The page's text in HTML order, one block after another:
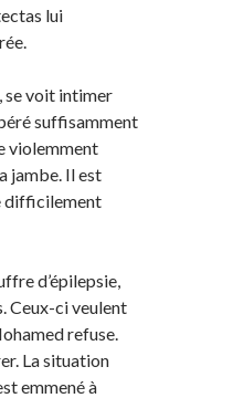
lui
se voit intimer
suffisamment
violemment
jambe. Il est
difficilement
d’épilepsie,
Ceux-ci veulent
refuse.
La situation
emmené à